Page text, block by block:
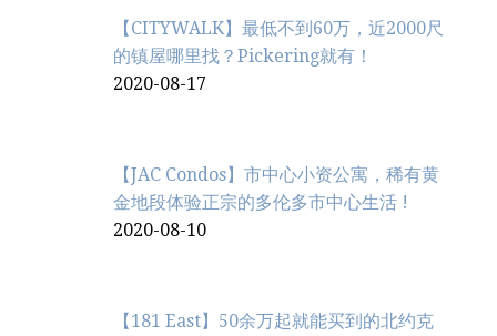
【CITYWALK】最低不到60万，近2000尺
的镇屋哪里找？Pickering就有！
2020-08-17
【JAC Condos】市中心小资公寓，稀有黄
金地段体验正宗的多伦多市中心生活 !
2020-08-10
【181 East】50余万起就能买到的北约克